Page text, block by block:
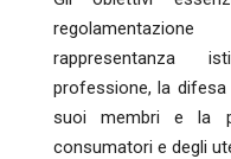
rappresentanza
professione, la
suoi membri e la
consumatori e degli